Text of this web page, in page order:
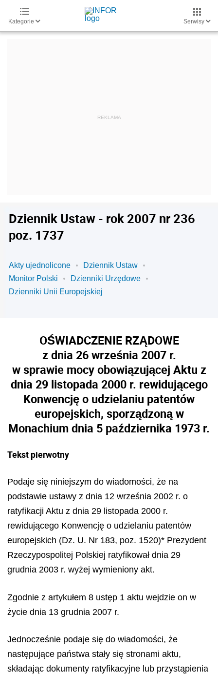
Kategorie Serwisy
Dziennik Ustaw - rok 2007 nr 236
poz. 1737
Akty ujednolicone
Dziennik Ustaw
Monitor Polski
Dzienniki Urzędowe
Dzienniki Unii Europejskiej
OŚWIADCZENIE RZĄDOWE
z dnia 26 września 2007 r.
w sprawie mocy obowiązującej Aktu z
dnia 29 listopada 2000 r. rewidującego
Konwencję o udzielaniu patentów
europejskich, sporządzoną w
Monachium dnia 5 października 1973 r.
Tekst pierwotny
Podaje się niniejszym do wiadomości, że na
podstawie ustawy z dnia 12 września 2002 r. o
ratyfikacji Aktu z dnia 29 listopada 2000 r.
rewidującego Konwencję o udzielaniu patentów
europejskich (Dz. U. Nr 183, poz. 1520)* Prezydent
Rzeczypospolitej Polskiej ratyfikował dnia 29
grudnia 2003 r. wyżej wymieniony akt.
Zgodnie z artykułem 8 ustęp 1 aktu wejdzie on w
życie dnia 13 grudnia 2007 r.
Jednocześnie podaje się do wiadomości, że
następujące państwa stały się stronami aktu,
składając dokumenty ratyfikacyjne lub przystąpienia